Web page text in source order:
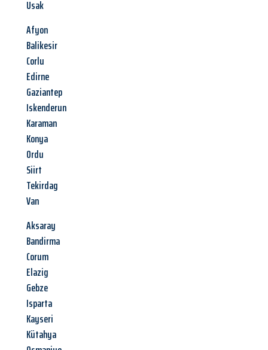
Usak
Afyon
Balikesir
Corlu
Edirne
Gaziantep
Iskenderun
Karaman
Konya
Ordu
Siirt
Tekirdag
Van
Aksaray
Bandirma
Corum
Elazig
Gebze
Isparta
Kayseri
Kütahya